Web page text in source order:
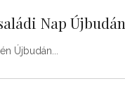
Nap Újbudán
Újbudán